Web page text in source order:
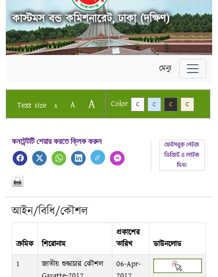
কাস্টমস বন্ড কমিশনারেট, ঢাকা (দক্ষিণ)
মেন্যু
Text size A A A Color C C C C
কনটেন্টটি শেয়ার করতে ক্লিক করুন
আইন/বিধি/কৌশল
ক্রমিক শিরোনাম
প্রকাশের
তারিখ
ডাউনলোড
1
জাতীয় শুদ্ধাচার কৌশল
06-Apr-